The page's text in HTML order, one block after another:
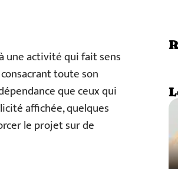
une activité qui fait sens
toute son
que ceux qui
affichée, quelques
le projet sur de